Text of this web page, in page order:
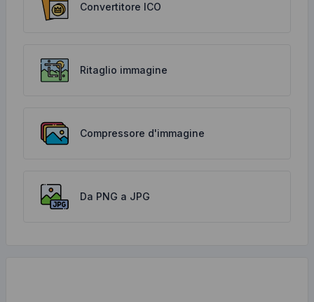
Convertitore ICO
Ritaglio immagine
Compressore d'immagine
Da PNG a JPG